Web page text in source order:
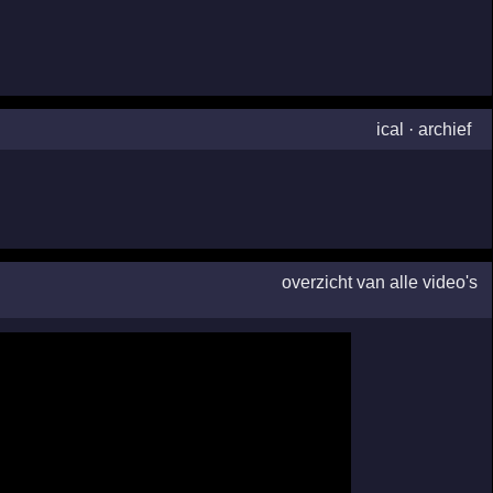
ical · archief
overzicht van alle video's